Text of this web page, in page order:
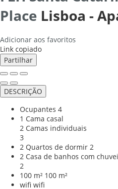
Place Lisboa -
Adicionar aos favoritos
Link copiado
Partilhar
DESCRIÇÃO
Ocupantes 4
1 Cama casal
2 Camas individuais
3
2 Quartos de dormir 2
2 Casa de banhos com
2
100 m² 100 m²
wifi wifi